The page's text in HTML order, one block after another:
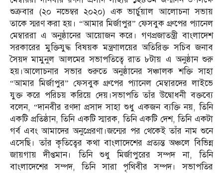
শুক্রবার (২০ নভেম্বর ২০২০) এক ভার্চুয়াল আলোচনা সভায়
তাকে স্মরণ করা হয়। “আমার মির্জাপুর” ফেসবুক গ্রুপের প্যানেল
মেম্বাররা এ অনুষ্ঠানের আয়োজন করে। গণপ্রজাতন্ত্রী বাংলাদেশ
সরকারের মুক্তিযুদ্ধ বিষয়ক মন্ত্রণালয়ের অতিরিক্ত সচিব জনাব
সৈয়দ মামুনুল আলমের সভাপতিত্বে রাত ৮টায় এ অনুষ্ঠান শুরু
হয়।আলোচনার সভার শুরুতে অনুষ্ঠানের সঞ্চালক শক্তি সাহা
“আমার মির্জাপুর” ফেসবুক গ্রুপের প্যানেল মেম্বারদের লাইভে
যুক্ত করে পরিচয় করিয়ে দেয়।সভাপতি তাঁর উদ্বোধনী বক্তব্যে
বলেন, “দানবীর রণদা প্রসাদ সাহা শুধু একজন ব্যক্তি নয়, তিনি
একটি প্রতিষ্ঠান, তিনি একটি স্মারক, তিনি একটি দেশ, তিনি একটা
গর্ব এবং আমাদের অনুপ্রেরণা।জন্মের পর থেকেই তাঁর নাম শুনে
এসেছি। তাঁর কৃতিত্বের কথা বাংলাদেশের প্রত্যন্ত অঞ্চলে বিভিন্ন
জায়গায় দীপ্তমান। তিনি শুধু মির্জাপুরের সম্পদ না, তিনি
বাংলাদেশের সম্পদ, তিনি সারা পৃথিবীর সম্পদ। সভাপতির